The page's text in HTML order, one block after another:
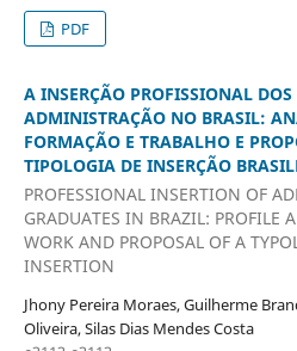
PDF
A INSERÇÃO PROFISSIONAL DOS
ADMINISTRAÇÃO NO BRASIL:
FORMAÇÃO E TRABALHO E
TIPOLOGIA DE INSERÇÃO
PROFESSIONAL INSERTION OF
GRADUATES IN BRAZIL: PROFILE
WORK AND PROPOSAL OF A
INSERTION
Jhony Pereira Moraes, Guilherme
Oliveira, Silas Dias Mendes Costa